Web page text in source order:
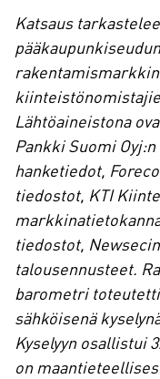
Katsaus
Lähtöaineistona
Pankki Suomi
hanketiedot,
tiedostot, KTI
tiedostot,
talousennusteet.
barometri
sähköisenä
Kyselyyn osallistui
on